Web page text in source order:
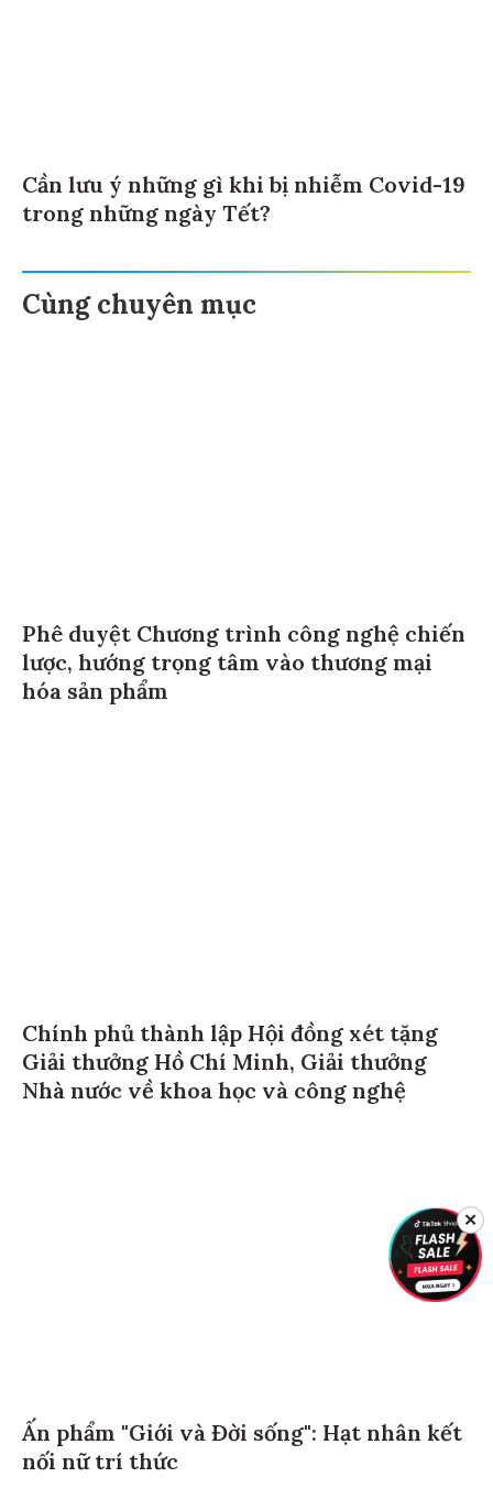
Cần lưu ý những gì khi bị nhiễm Covid-19
trong những ngày Tết?
Cùng chuyên mục
Phê duyệt Chương trình công nghệ chiến
lược, hướng trọng tâm vào thương mại
hóa sản phẩm
Chính phủ thành lập Hội đồng xét tặng
Giải thưởng Hồ Chí Minh, Giải thưởng
Nhà nước về khoa học và công nghệ
Ấn phẩm "Giới và Đời sống": Hạt nhân kết
nối nữ trí thức
✕